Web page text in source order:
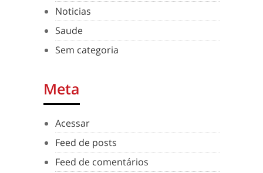
Noticias
Saude
Sem categoria
Meta
Acessar
Feed de posts
Feed de comentários